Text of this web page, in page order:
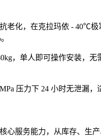
老化，在克拉玛依 - 40℃
，单人即可操作安装，
压力下 24 小时无泄漏
心服务能力，从库存、生